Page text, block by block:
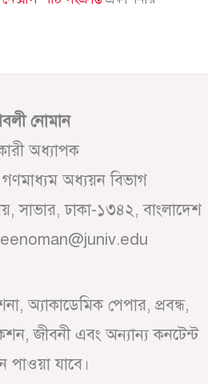
নোমান
অধ্যাপক
অধ্যয়ন বিভাগ
সাভার, ঢাকা-১৩৪২, বাংলাদেশ
অ্যাকাডেমিক পেপার, প্রবন্ধ,
জীবনী এবং অন্যান্য কনটেন্ট
পাওয়া যাবে।